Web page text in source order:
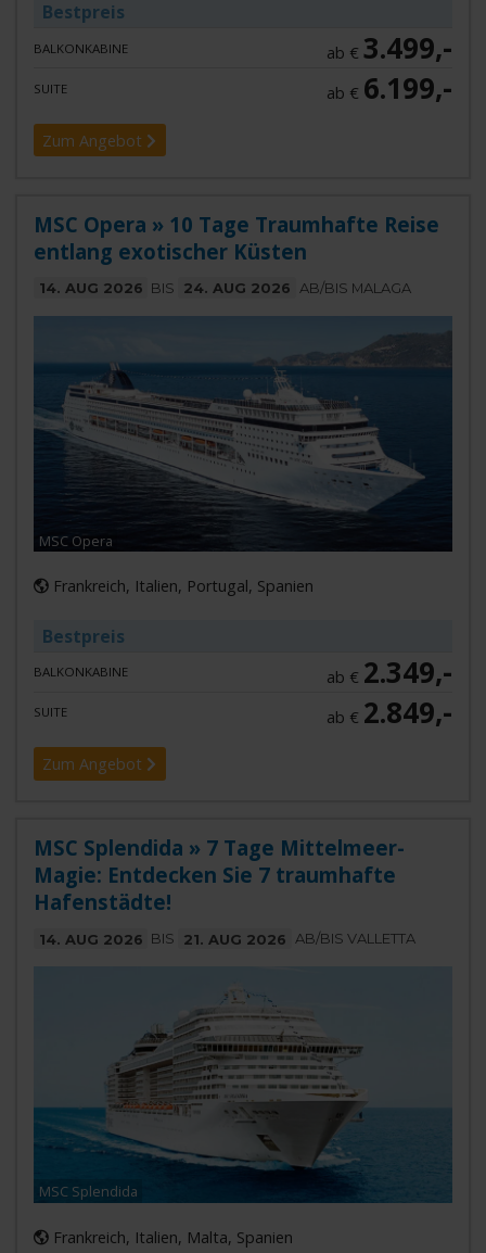
Bestpreis
BALKONKABINE ab €3.499,-
SUITE ab € 6.199,-
Zum Angebot
MSC Opera » 10 Tage Traumhafte Reise
entlang exotischer Küsten
14. AUG 2026 BIS 24. AUG 2026 AB/BIS MALAGA
MSC Opera
Frankreich, Italien, Portugal, Spanien
Bestpreis
BALKONKABINE ab € 2.349,-
SUITE ab € 2.849,-
Zum Angebot
MSC Splendida » 7 Tage Mittelmeer-
Magie: Entdecken Sie 7 traumhafte
Hafenstädte!
14. AUG 2026 BIS 21. AUG 2026 AB/BIS VALLETTA
MSC Splendida
Frankreich, Italien, Malta, Spanien